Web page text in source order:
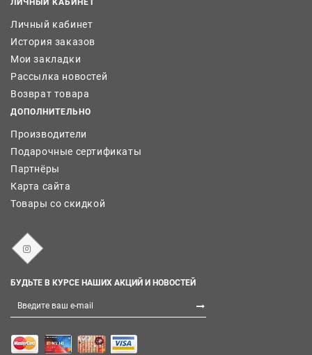
ЛИЧНЫЙ КАБИНЕТ
Личный кабинет
История заказов
Мои закладки
Рассылка новостей
Возврат товара
ДОПОЛНИТЕЛЬНО
Производители
Подарочные сертификаты
Партнёры
Карта сайта
Товары со скидкой
БУДЬТЕ В КУРСЕ НАШИХ АКЦИЙ И НОВОСТЕЙ